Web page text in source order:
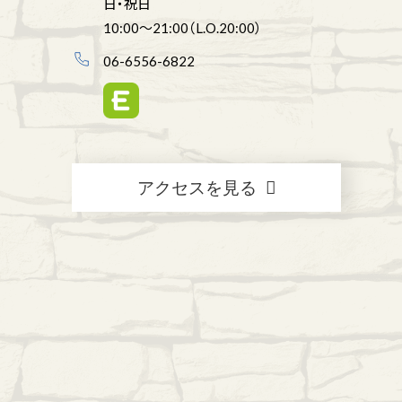
日・祝日
10:00～21:00（L.O.20:00）
06-6556-6822
アクセスを見る